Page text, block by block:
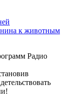
к животным
Радио